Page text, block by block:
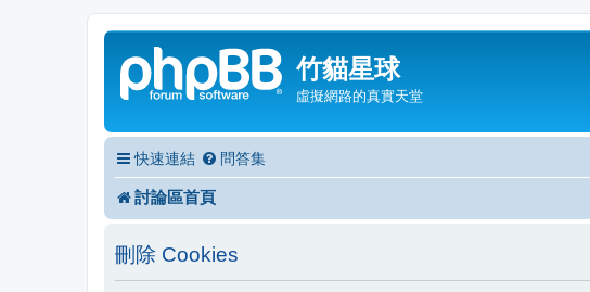
竹貓星球
虛擬網路的真實天堂
快速連結 問答集
討論區首頁
刪除 Cookies